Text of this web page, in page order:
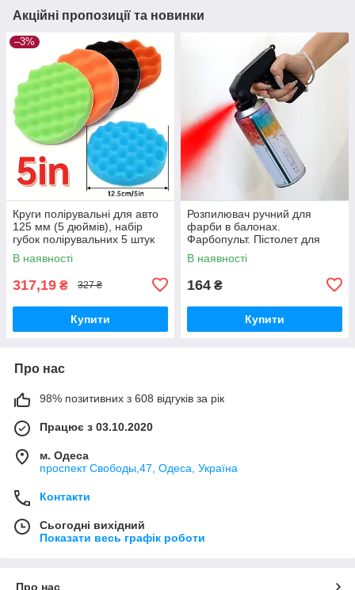
Акційні пропозиції та новинки
–3%
Круги полірувальні для авто
125 мм (5 дюймів), набір
губок полірувальних 5 штук
В наявності
317,19 ₴ 327 ₴
Купити
Розпилювач ручний для
фарби в балонах.
Фарбопульт. Пістолет для
фарби "Black ARTist"
В наявності
164 ₴
Купити
Про нас
98% позитивних з 608 відгуків за рік
Працює з 03.10.2020
м. Одеса
проспект Свободы,47, Одеса, Україна
Контакти
Сьогодні вихідний
Показати весь графік роботи
Про нас